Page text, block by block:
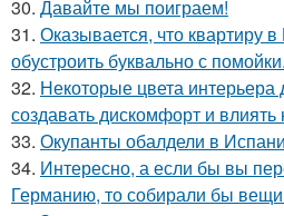
30. Давайте мы поиграем!
31. Оказывается, что квартиру
обустроить буквально с помойки.
32. Некоторые цвета интерьера
создавать дискомфорт и влиять
33. Окупанты обалдели в
34. Интересно, а если бы вы
Германию, то собирали бы вещи